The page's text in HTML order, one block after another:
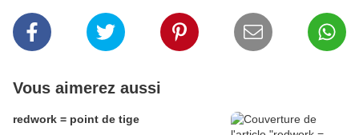
Vous aimerez aussi
redwork = point de tige